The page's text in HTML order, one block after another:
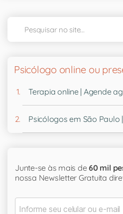
Psicólogo online ou
Terapia online | Agende
Psicólogos em São Paulo
Junte-se às mais de60 mil
nossa Newsletter Gratuita